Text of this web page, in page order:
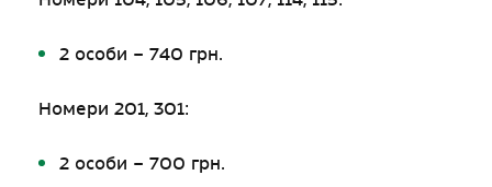
2 особи – 740 грн.
Номери 201, 301:
2 особи – 700 грн.